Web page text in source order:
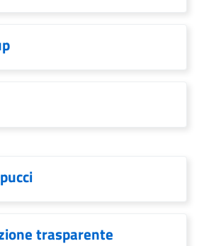
trasparente